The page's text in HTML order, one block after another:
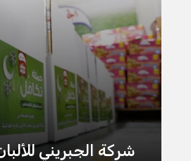
شركة الجبريني